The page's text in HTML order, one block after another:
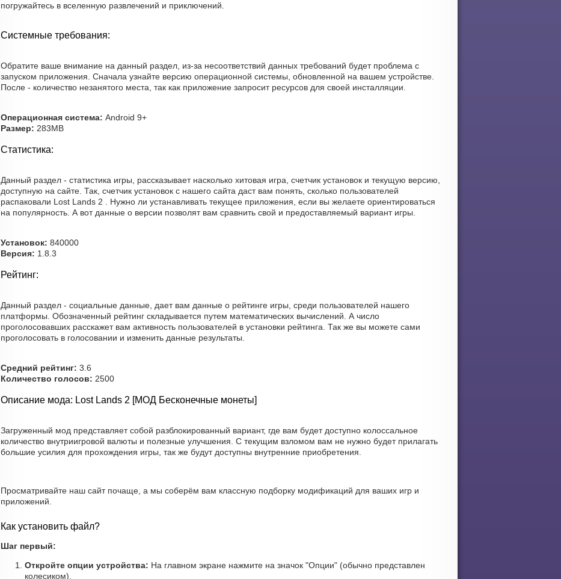
погружайтесь в вселенную развлечений и приключений.
Системные требования:
Обратите ваше внимание на данный раздел, из-за несоответствий данных требований будет проблема с
запуском приложения. Сначала узнайте версию операционной системы, обновленной на вашем устройстве.
После - количество незанятого места, так как приложение запросит ресурсов для своей инсталляции.
Операционная система: Android 9+
Размер: 283MB
Статистика:
Данный раздел - статистика игры, рассказывает насколько хитовая игра, счетчик установок и текущую версию,
доступную на сайте. Так, счетчик установок с нашего сайта даст вам понять, сколько пользователей
распаковали Lost Lands 2 . Нужно ли устанавливать текущее приложения, если вы желаете ориентироваться
на популярность. А вот данные о версии позволят вам сравнить свой и предоставляемый вариант игры.
Установок: 840000
Версия: 1.8.3
Рейтинг:
Данный раздел - социальные данные, дает вам данные о рейтинге игры, среди пользователей нашего
платформы. Обозначенный рейтинг складывается путем математических вычислений. А число
проголосовавших расскажет вам активность пользователей в установки рейтинга. Так же вы можете сами
проголосовать в голосовании и изменить данные результаты.
Средний рейтинг: 3.6
Количество голосов: 2500
Описание мода: Lost Lands 2 [МОД Бесконечные монеты]
Загруженный мод представляет собой разблокированный вариант, где вам будет доступно колоссальное
количество внутриигровой валюты и полезные улучшения. С текущим взломом вам не нужно будет прилагать
большие усилия для прохождения игры, так же будут доступны внутренние приобретения.
Просматривайте наш сайт почаще, а мы соберём вам классную подборку модификаций для ваших игр и
приложений.
Как установить файл?
Шаг первый:
Откройте опции устройства: На главном экране нажмите на значок "Опции" (обычно представлен
колесиком).